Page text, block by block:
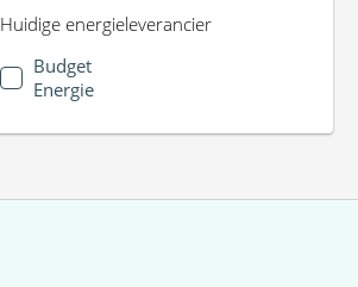
Huidige energieleverancier
Budget
Energie